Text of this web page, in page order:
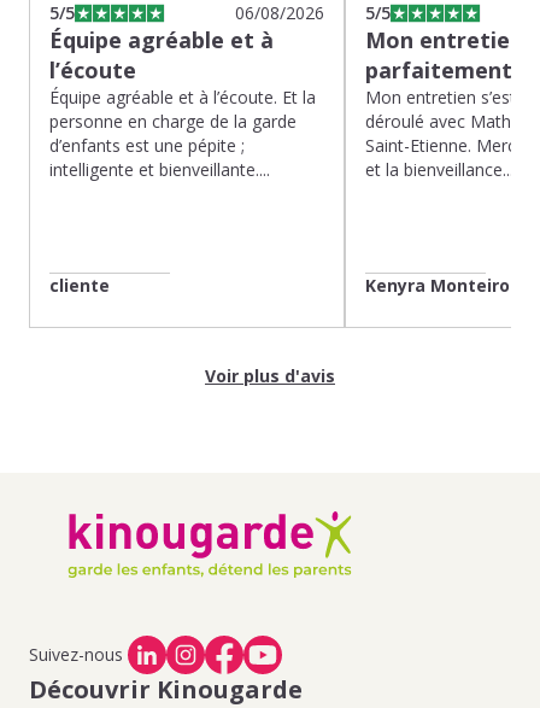
5/5 06/08/2026
Équipe agréable et à
l’écoute
Équipe agréable et à l’écoute. Et la
personne en charge de la garde
d’enfants est une pépite ;
intelligente et bienveillante....
cliente
5/5
Mon entretien
parfaitement…
Mon entretien s’est
déroulé avec Mathias
Saint-Etienne. Merci
et la bienveillance...
Kenyra Monteiro
Voir plus d'avis
Suivez-nous
Découvrir Kinougarde